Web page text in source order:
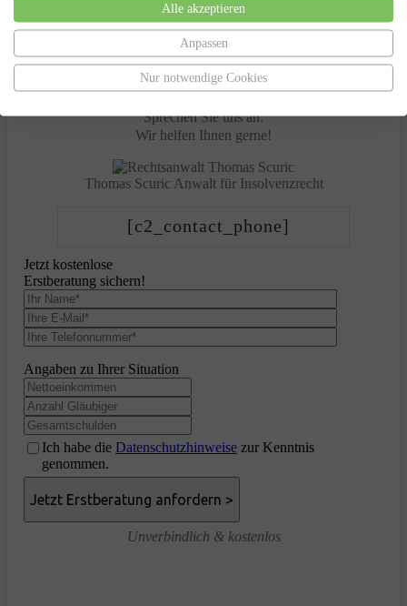
Haben Sie Fragen?
Sprechen Sie uns an.
Wir helfen Ihnen gerne!
Thomas Scuric Anwalt für Insolvenzrecht
[c2_contact_phone]
Jetzt kostenlose
Erstberatung sichern!
Angaben zu Ihrer Situation
Ich habe die Datenschutzhinweise zur Kenntnis
genommen.
Unverbindlich & kostenlos
Alle akzeptieren
Anpassen
Nur notwendige Cookies